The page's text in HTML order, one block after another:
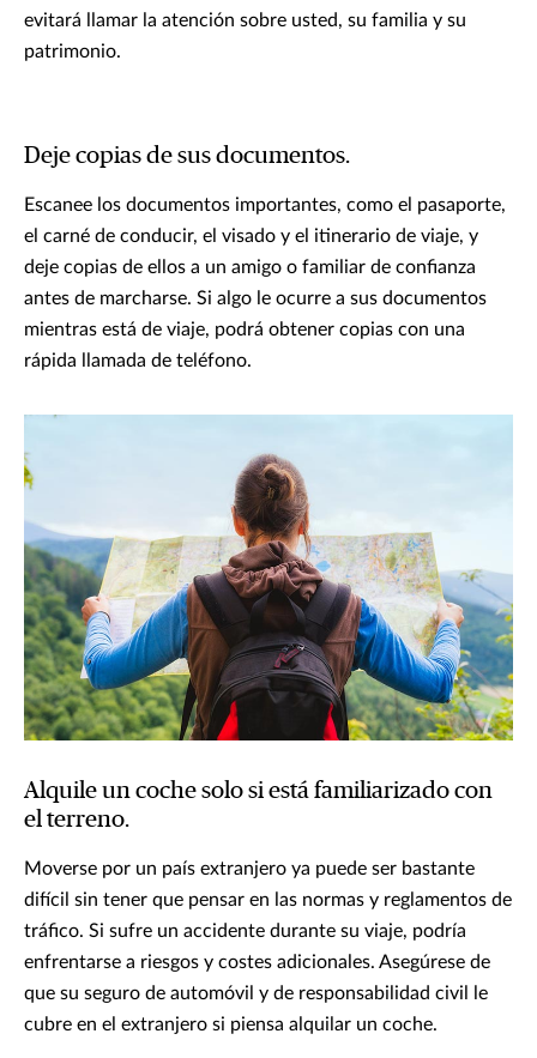
evitará llamar la atención sobre usted, su familia y su
patrimonio.
Deje copias de sus documentos.
Escanee los documentos importantes, como el pasaporte,
el carné de conducir, el visado y el itinerario de viaje, y
deje copias de ellos a un amigo o familiar de confianza
antes de marcharse. Si algo le ocurre a sus documentos
mientras está de viaje, podrá obtener copias con una
rápida llamada de teléfono.
Alquile un coche solo si está familiarizado con
el terreno.
Moverse por un país extranjero ya puede ser bastante
difícil sin tener que pensar en las normas y reglamentos de
tráfico. Si sufre un accidente durante su viaje, podría
enfrentarse a riesgos y costes adicionales. Asegúrese de
que su seguro de automóvil y de responsabilidad civil le
cubre en el extranjero si piensa alquilar un coche.